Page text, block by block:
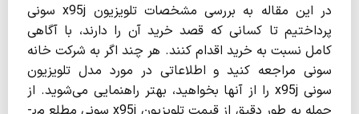
در این مقاله به بررسی مشخصات تلویزیون x95j سونی
پرداختیم تا کسانی که قصد خرید آن را دارند، با آگاهی
کامل نسبت به خرید اقدام کنند. هر چند اگر به شرکت خانه
سونی مراجعه کنید و اطلاعاتی در مورد مدل تلویزیون
سونی x95j را از آنها بخواهید، بهتر راهنمایی می­‌شوید. از